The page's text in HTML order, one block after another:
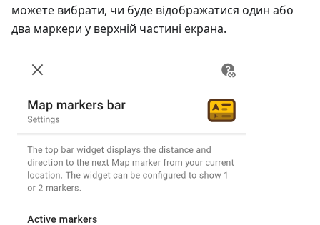
можете вибрати, чи буде відображатися один або
два маркери у верхній частині екрана.